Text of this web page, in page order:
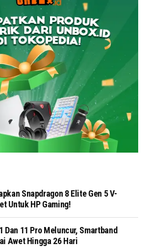
Snapdragon 8 Elite Gen 5 V-
Untuk HP Gaming!
Dan 11 Pro Meluncur, Smartband
Awet Hingga 26 Hari